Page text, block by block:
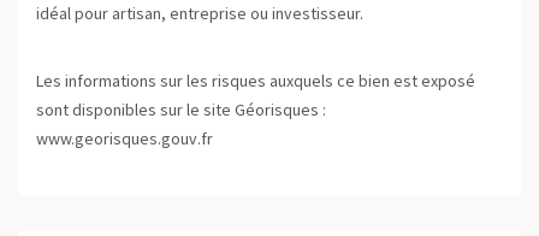
idéal pour artisan, entreprise ou investisseur.
Les informations sur les risques auxquels ce bien est exposé
sont disponibles sur le site Géorisques :
www.georisques.gouv.fr